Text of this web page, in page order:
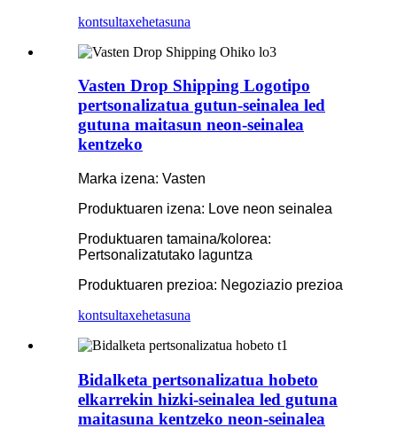
kontsultaxehetasuna
Vasten Drop Shipping Logotipo
pertsonalizatua gutun-seinalea led
gutuna maitasun neon-seinalea
kentzeko
Marka izena: Vasten
Produktuaren izena: Love neon seinalea
Produktuaren tamaina/kolorea:
Pertsonalizatutako laguntza
Produktuaren prezioa: Negoziazio prezioa
kontsultaxehetasuna
Bidalketa pertsonalizatua hobeto
elkarrekin hizki-seinalea led gutuna
maitasuna kentzeko neon-seinalea